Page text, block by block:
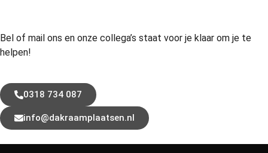
Bel of mail ons en onze collega’s staat voor je klaar om je te
helpen!
0318 734 087
info@dakraamplaatsen.nl